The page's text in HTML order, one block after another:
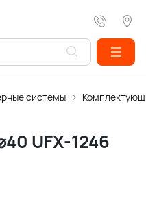
системы
UFX-1246